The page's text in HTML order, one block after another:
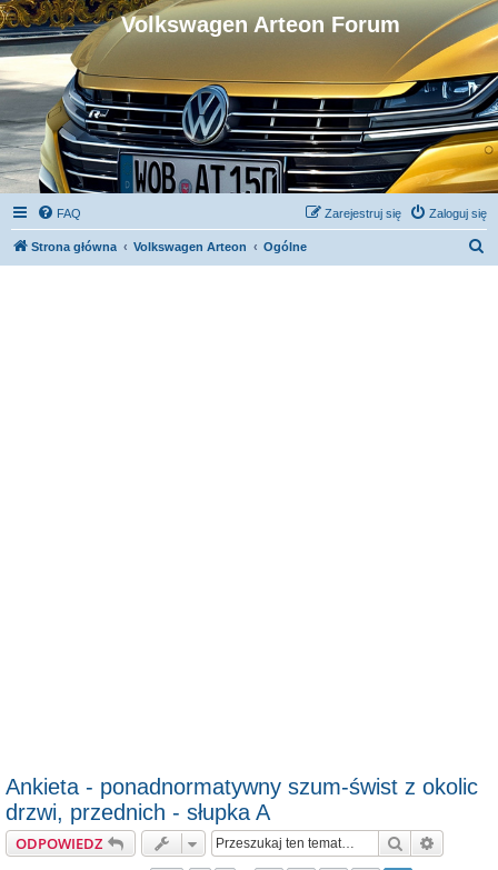
Volkswagen Arteon Forum
FAQ Zaloguj się
Zarejestruj się
Strona główna Volkswagen Arteon Ogólne
Ankieta - ponadnormatywny szum-świst z okolic
drzwi, przednich - słupka A
ODPOWIEDZ Szukaj